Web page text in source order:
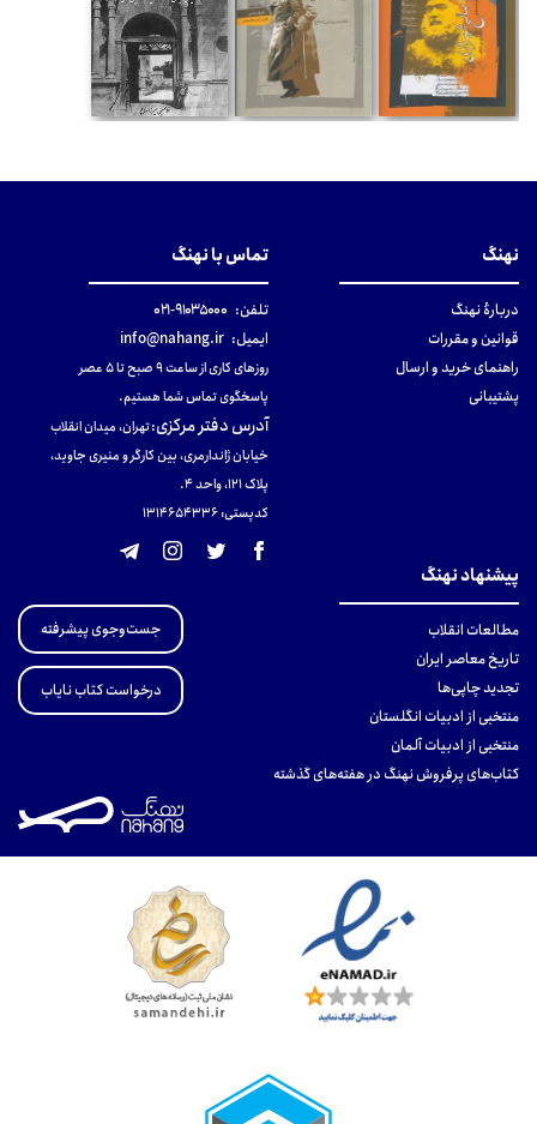
نهنگ
دربارهٔ نهنگ
قوانین و مقررات
راهنمای خرید و ارسال
پشتیبانی
تماس با نهنگ
تلفن: ۹۱۰۳۵۰۰۰-۰۲۱
ایمیل: info@nahang.ir
روزهای کاری از ساعت ۹ صبح تا ۵ عصر
پاسخگوی تماس شما هستیم.
آدرس دفتر مرکزی:تهران، میدان انقلاب
خیابان ژاندارمری، بین کارگر و منیری جاوید،
پلاک 121، واحد ۴.
کدپستی: 131465433۶
پیشنهاد نهنگ
مطالعات انقلاب
تاریخ معاصر ایران
تجدید چاپی‌ها
منتخبی از ادبیات انگلستان
منتخبی از ادبیات آلمان
کتاب‌های پرفروش نهنگ در هفته‌های گذشته
جست‌وجوی پیشرفته
درخواست کتاب نایاب